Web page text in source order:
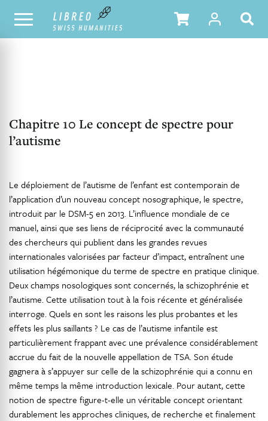
NOTRE CATALOGUE TABLE DES MATIÈRES
Chapitre 10 Le concept de spectre pour
l’autisme
Le déploiement de l’autisme de l’enfant est contemporain de
l’application d’un nouveau concept nosographique, le spectre,
introduit par le DSM-5 en 2013. L’influence mondiale de ce
manuel, ainsi que ses liens de réciprocité avec la communauté
des chercheurs qui publient dans les grandes revues
internationales valorisées par facteur d’impact, entraînent une
utilisation hégémonique du terme de spectre en pratique clinique.
Deux champs nosologiques sont concernés, la schizophrénie et
l’autisme. Cette utilisation tout à la fois récente et généralisée
interroge. Quels en sont les raisons les plus probantes et les
effets les plus saillants ? Le cas de l’autisme infantile est
particulièrement frappant avec une prévalence considérablement
accrue du fait de la nouvelle appellation de TSA. Son étude
gagnera à s’appuyer sur celle de la schizophrénie qui a connu en
même temps la même introduction lexicale. Pour autant, cette
notion de spectre figure-t-elle un véritable concept orientant
durablement les approches cliniques, de recherche et finalement